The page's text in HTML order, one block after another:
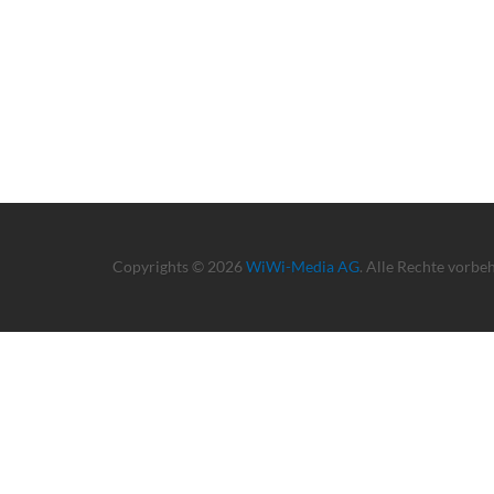
Copyrights © 2026 WiWi-Media AG. Alle Rechte